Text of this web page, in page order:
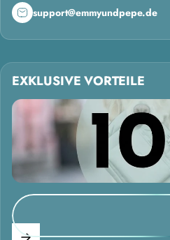
support@emmyundpepe.de
EXKLUSIVE VORTEILE